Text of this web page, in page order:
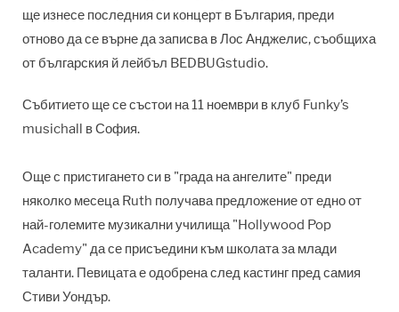
ще изнесе последния си концерт в България, преди
отново да се върне да записва в Лос Анджелис, съобщиха
от българския й лейбъл BEDBUGstudio.
Събитието ще се състои на 11 ноември в клуб Funky’s
musichall в София.
Още с пристигането си в "града на ангелите" преди
няколко месеца Ruth получава предложение от едно от
най-големите музикални училища "Hollywood Pop
Academy" да се присъедини към школата за млади
таланти. Певицата е одобрена след кастинг пред самия
Стиви Уондър.